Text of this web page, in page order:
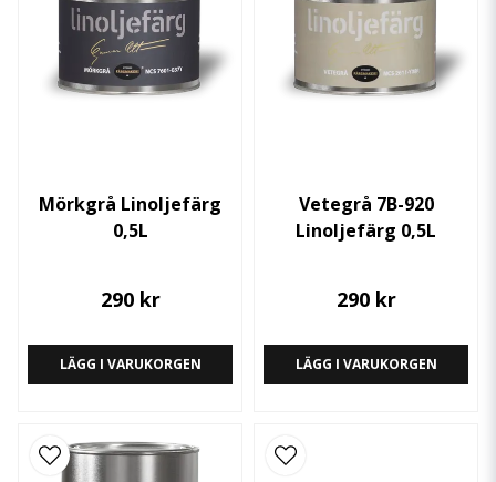
Mörkgrå Linoljefärg
0,5L
290 kr
LÄGG I VARUKORGEN
Vetegrå 7B-920
Linoljefärg 0,5L
290 kr
LÄGG I VARUKORGEN